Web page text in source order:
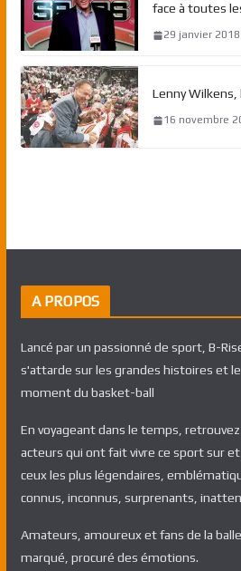
face à toutes
29 janvier 2018
Lenny Wilkens,
16 novembre
A PROPOS
Lancé par un passionné de sport, B-
s'attarde sur les grandes histoires et
moment du basket-ball
En voyageant dans le temps,
acteurs qui ont fait vivre ce sport sur
ceux les plus légendaires,
connus, inconnus, surprenants,
Amateurs, amoureux et fans de la
marqué, procuré des émotions.